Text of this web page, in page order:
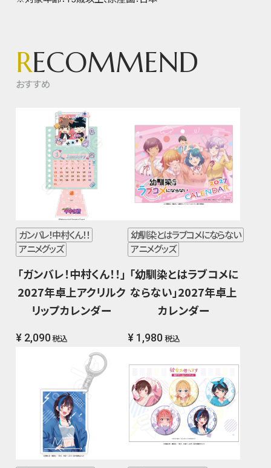
RECOMMEND
おすすめ
ガンバレ！中村くん！！
アニメグッズ
「ガンバレ！中村くん！！」
2027年卓上アクリルク
リップカレンダー
¥ 2,090 税込
幼馴染とはラブコメにならない
アニメグッズ
「幼馴染とはラブコメに
ならない」2027年卓上
カレンダー
¥ 1,980 税込